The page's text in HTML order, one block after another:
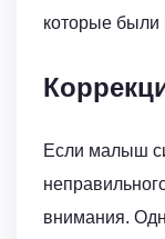
которые были
Если малыш
внимания.